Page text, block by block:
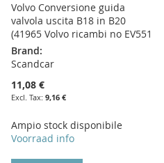
Volvo Conversione guida
valvola uscita B18 in B20
(41965 Volvo ricambi no EV551
Brand:
Scandcar
11,08 €
9,16 €
Ampio stock disponibile
Voorraad info